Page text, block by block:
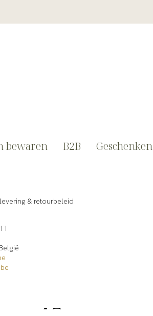
bewaren B2B Geschenken
& retourbeleid